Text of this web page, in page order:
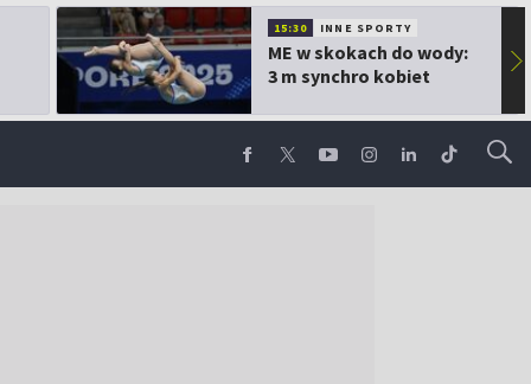
15:30 INNE SPORTY
ME w skokach do wody:
3 m synchro kobiet
▶